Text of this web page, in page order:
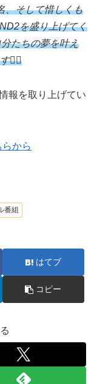
、そして惜しくも
を盛り上げてく
たちの夢を叶え
🙇‍♂️
報を取り上げてい
らから
番組
はてブ
コピー